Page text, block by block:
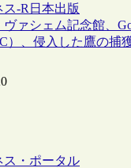
-R 日本出版
ァシェム記念館、
）、侵入した鷹の捕
ス・ポータル